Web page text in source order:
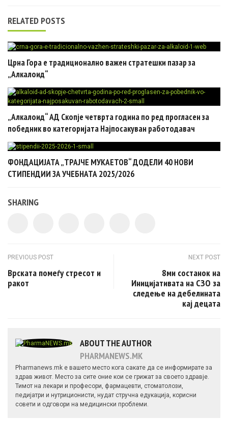
RELATED POSTS
Црна Гора e традиционално важен стратешки пазар за
„Алкалоид“
„Алкалоид“ АД Скопје четврта година по ред прогласен за
победник во категоријата Најпосакуван работодавач
ФОНДАЦИЈАТА „ТРАЈЧЕ МУКАЕТОВ“ ДОДЕЛИ 40 НОВИ
СТИПЕНДИИ ЗА УЧЕБНАТА 2025/2026
SHARING
Post navigation
PREVIOUS POST
Врската помеѓу стресот и
ракот
NEXT POST
8ми состанок на
Иницијативата на СЗО за
следење на дебелината
кај децата
ABOUT THE AUTHOR
PHARMANEWS.MK
Pharmanews.mk е вашето место кога сакате да се информирате за
здрав живот. Место за сите оние кои се грижат за своето здравје.
Тимот на лекари и професори, фармацевти, стоматолози,
педијатри и нутриционисти, нудат стручна едукација, корисни
совети и одговори на медицински проблеми.